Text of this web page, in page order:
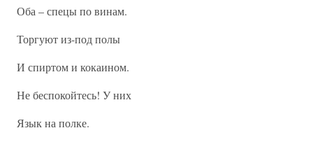
Оба – спецы по винам.
Торгуют из-под полы
И спиртом и кокаином.
Не беспокойтесь! У них
Язык на полке.